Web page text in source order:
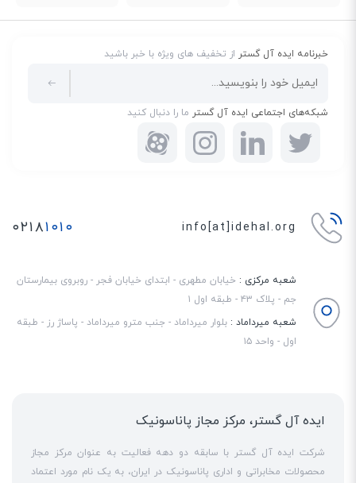
خبرنامه ایده آل گستراز تخفیف های ویژه با خبر باشید
شبکه‌های اجتماعی ایده آل گسترما را دنبال کنید
info[at]idehal.org ۰۲۱۸۱۰۱۰
شعبه مرکزی : خیابان مطهری - ابتدای خیابان فجر - روبروی بیمارستان
جم - پلاک ۴۳ - طبقه اول ۱
شعبه میرداماد : بلوار میرداماد - جنب مترو میرداماد - پاساژ رز - طبقه
اول - واحد ۱۵
ایده آل گستر، مرکز مجاز پاناسونیک
شرکت ایده آل گستر با سابقه دو دهه فعالیت به عنوان مرکز مجاز
محصولات مخابراتی و اداری پاناسونیک در ایران، به یک نام مورد اعتماد